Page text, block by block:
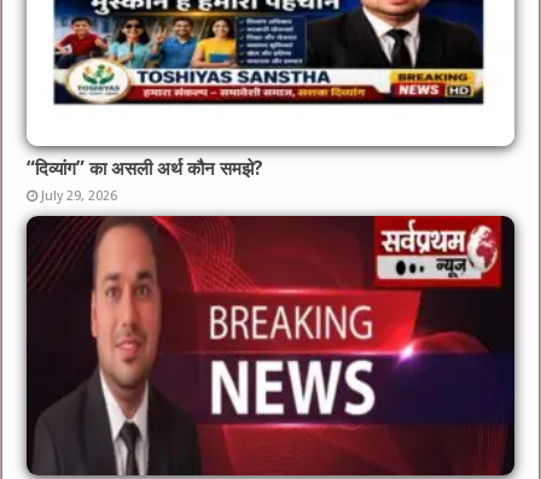
“दिव्यांग” का असली अर्थ कौन समझे?
July 29, 2026